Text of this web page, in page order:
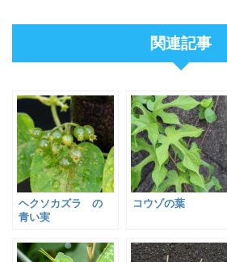
関連記事
ヘクソカズラ の
青い実
コウゾの葉